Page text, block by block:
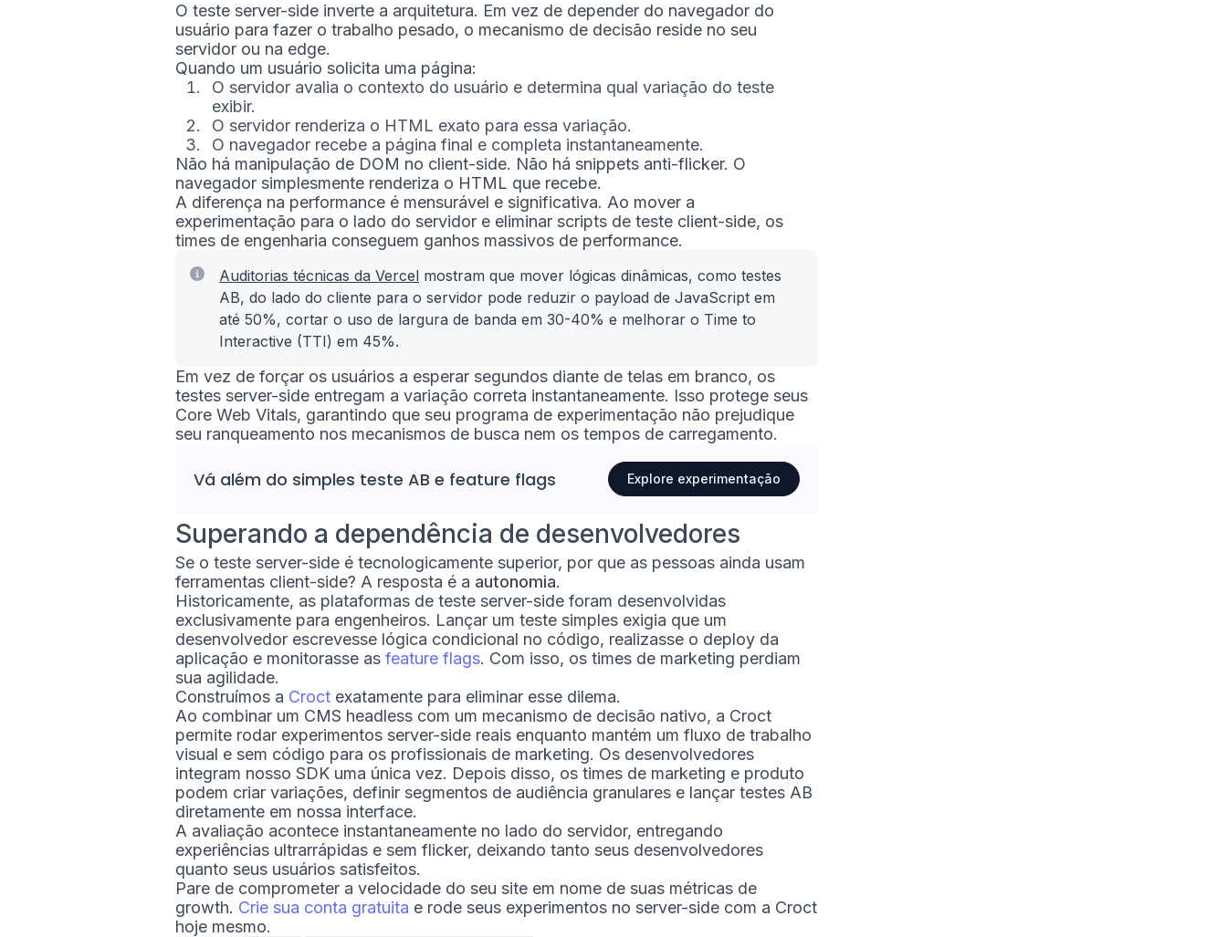
O teste server-side inverte a arquitetura. Em vez de depender do navegador do
usuário para fazer o trabalho pesado, o mecanismo de decisão reside no seu
servidor ou na edge.
Quando um usuário solicita uma página:
O servidor avalia o contexto do usuário e determina qual variação do teste
exibir.
O servidor renderiza o HTML exato para essa variação.
O navegador recebe a página final e completa instantaneamente.
Não há manipulação de DOM no client-side. Não há snippets anti-flicker. O
navegador simplesmente renderiza o HTML que recebe.
A diferença na performance é mensurável e significativa. Ao mover a
experimentação para o lado do servidor e eliminar scripts de teste client-side, os
times de engenharia conseguem ganhos massivos de performance.
Auditorias técnicas da Vercel mostram que mover lógicas dinâmicas, como testes
AB, do lado do cliente para o servidor pode reduzir o payload de JavaScript em
até 50%, cortar o uso de largura de banda em 30-40% e melhorar o Time to
Interactive (TTI) em 45%.
Em vez de forçar os usuários a esperar segundos diante de telas em branco, os
testes server-side entregam a variação correta instantaneamente. Isso protege seus
Core Web Vitals, garantindo que seu programa de experimentação não prejudique
seu ranqueamento nos mecanismos de busca nem os tempos de carregamento.
Vá além do simples teste AB e feature flags Explore experimentação
Superando a dependência de desenvolvedores
Se o teste server-side é tecnologicamente superior, por que as pessoas ainda usam
ferramentas client-side? A resposta é a autonomia.
Historicamente, as plataformas de teste server-side foram desenvolvidas
exclusivamente para engenheiros. Lançar um teste simples exigia que um
desenvolvedor escrevesse lógica condicional no código, realizasse o deploy da
aplicação e monitorasse as feature flags. Com isso, os times de marketing perdiam
sua agilidade.
Construímos a Croct exatamente para eliminar esse dilema.
Ao combinar um CMS headless com um mecanismo de decisão nativo, a Croct
permite rodar experimentos server-side reais enquanto mantém um fluxo de trabalho
visual e sem código para os profissionais de marketing. Os desenvolvedores
integram nosso SDK uma única vez. Depois disso, os times de marketing e produto
podem criar variações, definir segmentos de audiência granulares e lançar testes AB
diretamente em nossa interface.
A avaliação acontece instantaneamente no lado do servidor, entregando
experiências ultrarrápidas e sem flicker, deixando tanto seus desenvolvedores
quanto seus usuários satisfeitos.
Pare de comprometer a velocidade do seu site em nome de suas métricas de
growth. Crie sua conta gratuita e rode seus experimentos no server-side com a Croct
hoje mesmo.